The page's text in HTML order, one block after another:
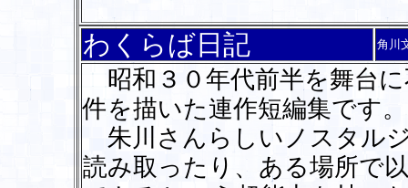
わくらば日記 角川
昭和３０年代前半を舞台
件を描いた連作短編集です。
朱川さんらしいノスタル
読み取ったり、ある場所で